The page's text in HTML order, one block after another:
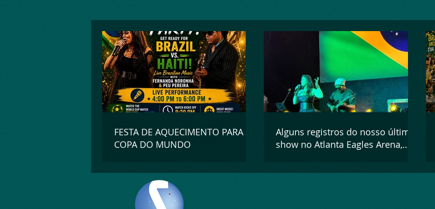
FESTA DE AQUECIMENTO PARA A
COPA DO MUNDO
Alguns registros do nosso último
show no Atlanta Eagles Arena,